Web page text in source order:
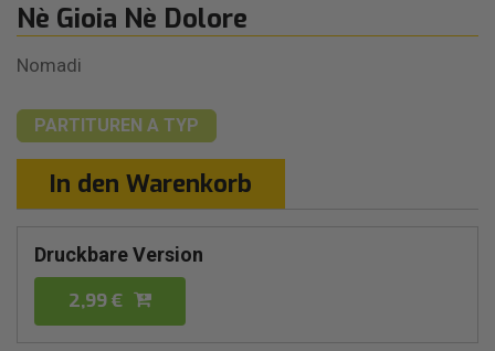
Nè Gioia Nè Dolore
Nomadi
PARTITUREN A TYP
In den Warenkorb
Druckbare Version
2,99 €